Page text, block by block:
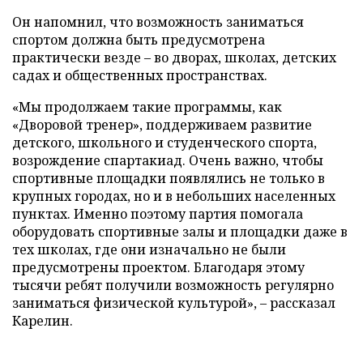
Он напомнил, что возможность заниматься
спортом должна быть предусмотрена
практически везде – во дворах, школах, детских
садах и общественных пространствах.
«Мы продолжаем такие программы, как
«Дворовой тренер», поддерживаем развитие
детского, школьного и студенческого спорта,
возрождение спартакиад. Очень важно, чтобы
спортивные площадки появлялись не только в
крупных городах, но и в небольших населенных
пунктах. Именно поэтому партия помогала
оборудовать спортивные залы и площадки даже в
тех школах, где они изначально не были
предусмотрены проектом. Благодаря этому
тысячи ребят получили возможность регулярно
заниматься физической культурой», – рассказал
Карелин.